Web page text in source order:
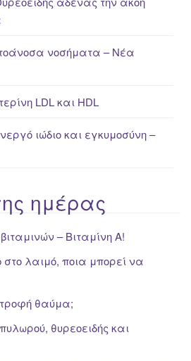
νοσήματα – Νέα
LDL και HDL
ιώδιο και εγκυμοσύνη –
ημέρας
– Βιταμίνη Α!
λαιμό, ποια μπορεί να
θαύμα;
θυρεοειδής και